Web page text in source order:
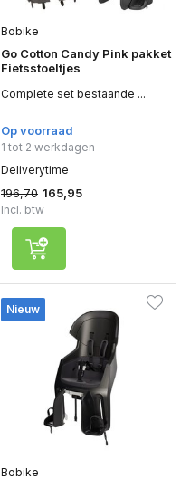
Bobike
Go Cotton Candy Pink pakket
Fietsstoeltjes
Complete set bestaande ...
Op voorraad
1 tot 2 werkdagen
Deliverytime
196,70 165,95
Incl. btw
Nieuw
Bobike